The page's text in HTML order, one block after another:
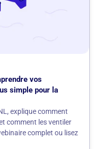
vos
simple pour la
explique comment
comment les ventiler
complet ou lisez